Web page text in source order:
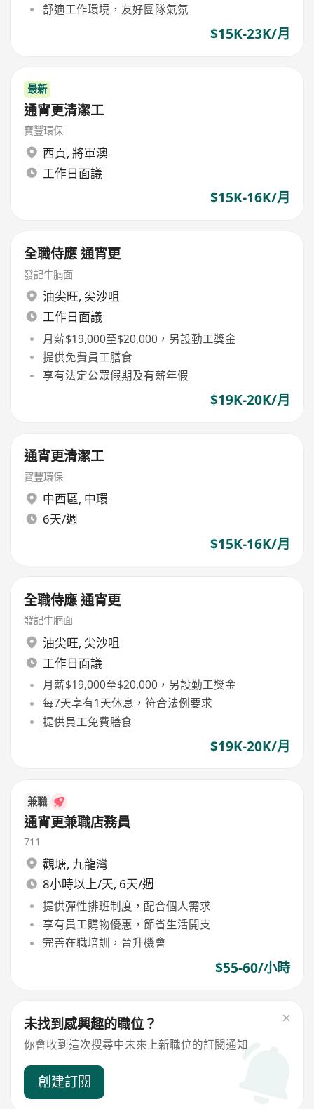
舒適工作環境，友好團隊氣氛
$15K-23K/月
最新
通宵更清潔工
寶豐環保
西貢, 將軍澳
工作日面議
$15K-16K/月
全職侍應 通宵更
發記牛腩面
油尖旺, 尖沙咀
工作日面議
月薪$19,000至$20,000，另設勤工獎金
提供免費員工膳食
享有法定公眾假期及有薪年假
$19K-20K/月
通宵更清潔工
寶豐環保
中西區, 中環
6天/週
$15K-16K/月
全職侍應 通宵更
發記牛腩面
油尖旺, 尖沙咀
工作日面議
月薪$19,000至$20,000，另設勤工獎金
每7天享有1天休息，符合法例要求
提供員工免費膳食
$19K-20K/月
兼職
通宵更兼職店務員
711
觀塘, 九龍灣
8小時以上/天, 6天/週
提供彈性排班制度，配合個人需求
享有員工購物優惠，節省生活開支
完善在職培訓，晉升機會
$55-60/小時
未找到感興趣的職位？
你會收到這次搜尋中未來上新職位的訂閱通知
創建訂閱